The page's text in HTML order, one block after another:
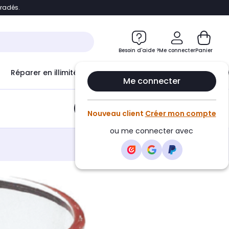
Accéder directement au chatbot
Besoin d'aide ?Me connecter
Me connecter
Nouveau client Créer mon compte
ou me connecter avec
Panier
Réparer en illimité avec Le Club Infinity
Ajouter au panier